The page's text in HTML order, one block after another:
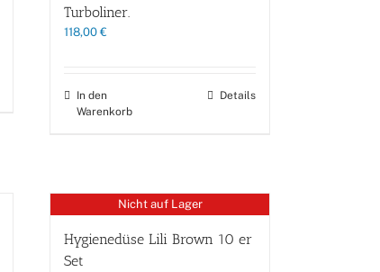
Turboliner.
118,00 €
In den
Warenkorb
Details
Nicht auf Lager
Hygienedüse Lili Brown 10 er
Set